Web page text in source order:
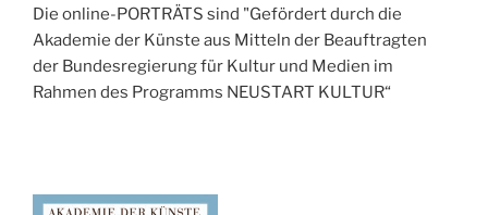
Die online-PORTRÄTS sind "Gefördert durch die
Akademie der Künste aus Mitteln der Beauftragten
der Bundesregierung für Kultur und Medien im
Rahmen des Programms NEUSTART KULTUR“